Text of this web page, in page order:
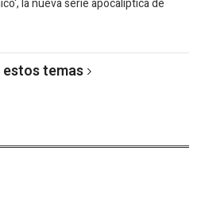
la nueva serie apocalíptica de
temas